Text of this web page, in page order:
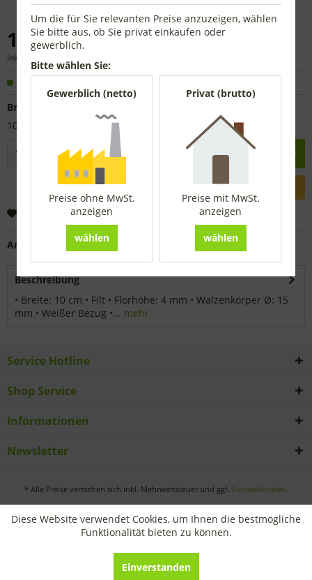
1,34 € *
inkl. MwSt.
Breite:
10 cm
In den Warenkorb
Artikel-Nr.:
Beschreibung
• Breite: 10 cm • Filt • Florhöhe: 4 mm • Walzenkörper Ø: 15
mm • Weißer Bezug •... mehr
Service Hotline
Shop Service
Informationen
Newsletter
* Alle Preise verstehen sich inkl. Mehrwertsteuer und ggf. Versandkosten.
Diese Website verwendet Cookies, um Ihnen die bestmögliche
Funktionalität bieten zu können.
Einverstanden
Um die für Sie relevanten Preise anzuzeigen, wählen
Sie bitte aus, ob Sie privat einkaufen oder
gewerblich.
Bitte wählen Sie:
Gewerblich (netto)
Preise ohne MwSt.
anzeigen
wählen
Privat (brutto)
Preise mit MwSt.
anzeigen
wählen